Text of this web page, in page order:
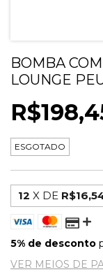
BOMBA
LOUNGE
ESGOTADO
12 X DE
5% de desconto
VER MEIOS DE